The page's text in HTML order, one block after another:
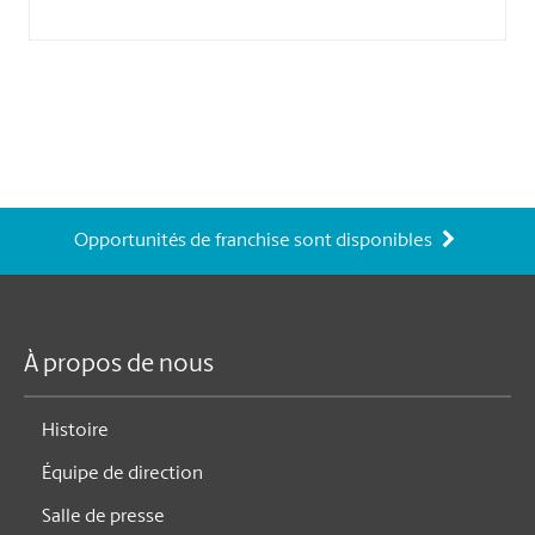
Opportunités de franchise sont disponibles
À propos de nous
Histoire
Équipe de direction
Salle de presse